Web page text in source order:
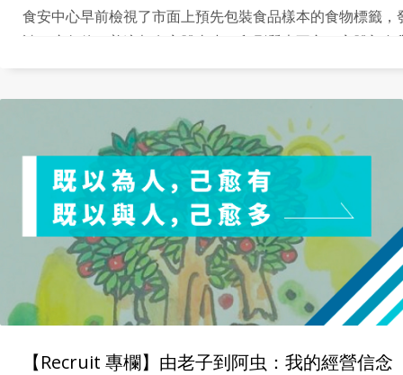
食安中心早前檢視了市面上預先包裝食品樣本的食物標籤
大大增加了市民選購安全食材的難度。
【Recruit 專欄】由老子到阿虫：我的經營信念